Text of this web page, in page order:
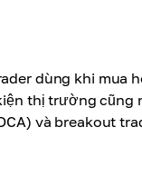
dùng khi mua
thị trường
và breakout